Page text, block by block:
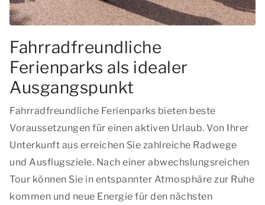
Fahrradfreundliche
Ferienparks als idealer
Ausgangspunkt
Fahrradfreundliche Ferienparks bieten beste
Voraussetzungen für einen aktiven Urlaub. Von Ihrer
Unterkunft aus erreichen Sie zahlreiche Radwege
und Ausflugsziele. Nach einer abwechslungsreichen
Tour können Sie in entspannter Atmosphäre zur Ruhe
kommen und neue Energie für den nächsten